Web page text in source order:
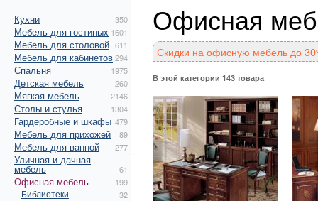
Кухни 350
Мебель для гостиных 1601
Мебель для столовой 611
Мебель для кабинетов294
Спальня 1975
Детская мебель 260
Мягкая мебель 2146
Столы и стулья 1304
Гардеробные и шкафы 479
Мебель для прихожей 89
Мебель для ванной 277
Уличная и дачная
мебель 61
Офисная мебель 199
Библиотеки 32
Офисная
Скидки на офисную мебель до
В этой категории 143 товара